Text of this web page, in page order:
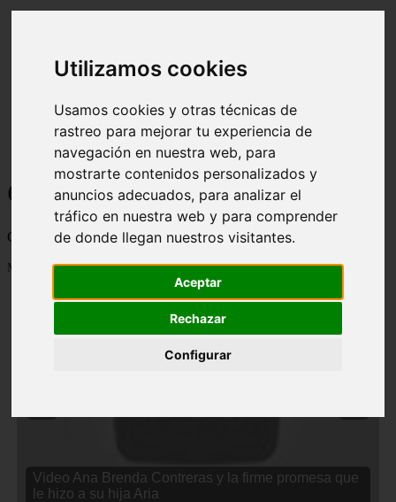
Utilizamos cookies
Usamos cookies y otras técnicas de
rastreo para mejorar tu experiencia de
navegación en nuestra web, para
mostrarte contenidos personalizados y
anuncios adecuados, para analizar el
tráfico en nuestra web y para comprender
de donde llegan nuestros visitantes.
Aceptar
Rechazar
Configurar
Curiosidades y Sabias que
Cosas curiosas, curiosidades, noticias impactantes y mucho mas
Mostrando 1 - 24 de 2833 artículos
Video Ana Brenda Contreras y la firme promesa que
le hizo a su hija Aria